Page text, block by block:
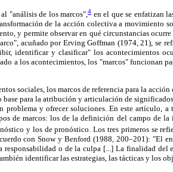
"análisis de los marcos",4en el que se enfatizan
de la acción colectiva a movimiento
y permite observar en qué circunstancias
acuñado por Erving Goffman (1974, 21), se
identificar y clasificar" los acontecimientos
a los acontecimientos, los "marcos" funcionan
sociales, los marcos de referencia para la
para la atribución y articulación de
y ofrecer soluciones. En este artículo,
de marcos: los de la definición del campo de
y los de pronóstico. Los tres primeros se
con Snow y Benford (1988, 200–201): "El
o de la culpa [...] La finalidad del
identificar las estrategias, las tácticas y los